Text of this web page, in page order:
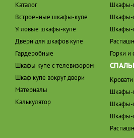
Каталог
Встроенные шкафы-купе
Угловые шкафы-купе
Двери для шкафов купе
Гардеробные
Шкафы купе с телевизором
Шкаф купе вокруг двери
Материалы
Калькулятор
Шкафы-
Шкафы-
Шкафы-
Горки и
Кровати
Шкафы-
Шкафы-
Шкафы-